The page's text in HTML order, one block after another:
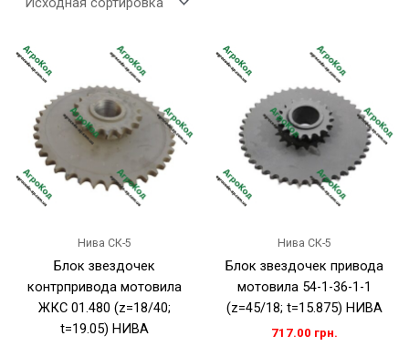
Нива СК-5
Блок звездочек
контрпривода мотовила
ЖКС 01.480 (z=18/40;
t=19.05) НИВА
Нива СК-5
Блок звездочек привода
мотовила 54-1-36-1-1
(z=45/18; t=15.875) НИВА
717.00 грн.